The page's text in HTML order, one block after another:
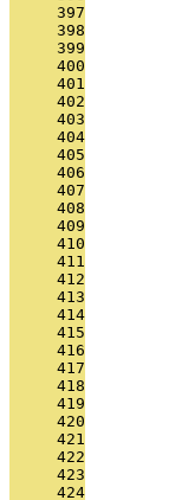
     397
     398
     399
     400
     401
     402
     403
     404
     405
     406
     407
     408
     409
     410
     411
     412
     413
     414
     415
     416
     417
     418
     419
     420
     421
     422
     423
     424